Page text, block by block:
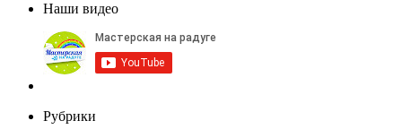
Наши видео
Рубрики